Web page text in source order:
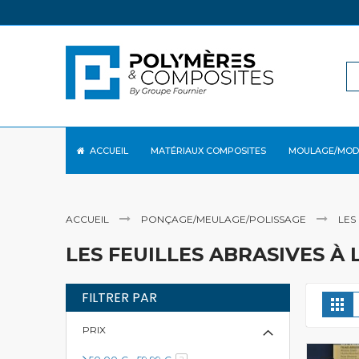
ACCUEIL MATÉRIAUX COMPOSITES MOULAGE/
ACCUEIL PONÇAGE/MEULAGE/POLISSAGE
LES FEUILLES ABRASIVES À
FILTRER PAR
PRIX